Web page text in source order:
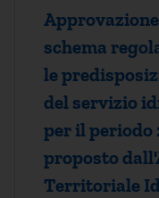
schema
le
del servizio
per il periodo
proposto
Territoriale